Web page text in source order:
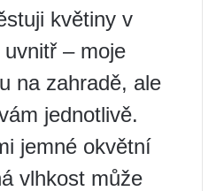
květiny v
– moje
na zahradě, ale
jednotlivě.
jemné okvětní
vlhkost může